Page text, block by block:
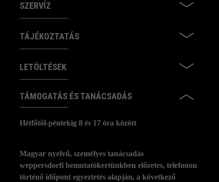
SZERVÍZ
TÁJÉKOZTATÁS
LETÖLTÉSEK
TÁMOGATÁS ÉS TANÁCSADÁS
Hétfőtől-péntekig 8 és 17 óra között
Magyar nyelvű, személyes tanácsadás
weppersdorfi bemutatókertünkben előzetes, telefonon
történő időpont egyeztetés alapján, a következő